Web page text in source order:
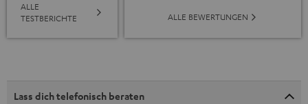
ALLE
TESTBERICHTE
ALLE BEWERTUNGEN
Lass dich telefonisch beraten